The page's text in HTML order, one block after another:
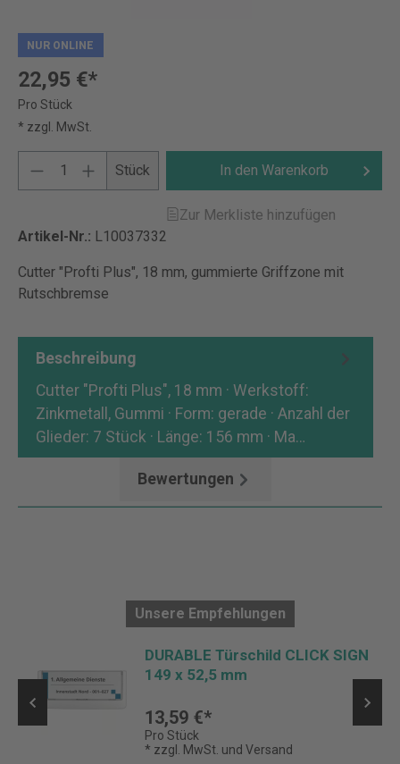
NUR ONLINE
22,95 €*
Pro Stück
* zzgl. MwSt.
Stück In den Warenkorb
Zur Merkliste hinzufügen
Artikel-Nr.: L10037332
Cutter "Profti Plus", 18 mm, gummierte Griffzone mit
Rutschbremse
Beschreibung
Cutter "Profti Plus", 18 mm · Werkstoff:
Zinkmetall, Gummi · Form: gerade · Anzahl der
Glieder: 7 Stück · Länge: 156 mm · Ma…
Bewertungen
Unsere Empfehlungen
DURABLE Türschild CLICK SIGN
149 x 52,5 mm
13,59 €*
Pro Stück
* zzgl. MwSt. und Versand